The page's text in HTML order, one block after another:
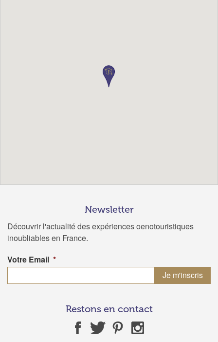
Newsletter
Découvrir l'actualité des expériences oenotouristiques
inoubliables en France.
Votre Email *
Restons en contact